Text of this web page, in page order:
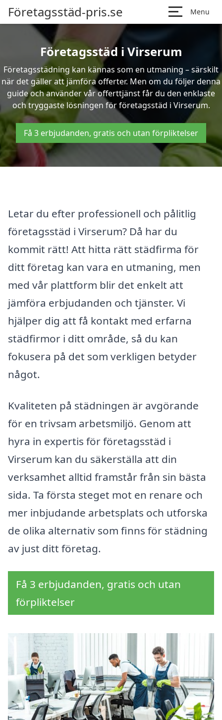
Företagsstäd-pris.se Menu
Företagsstäd i Virserum
Företagsstädning kan kännas som en utmaning – särskilt
när det gäller att jämföra offerter. Men om du följer denna
guide och använder vår offerttjänst får du den enklaste
och tryggaste lösningen för företagsstäd i Virserum.
Få 3 erbjudanden, gratis och utan förpliktelser
Letar du efter professionell och pålitlig
företagsstäd i Virserum? Då har du
kommit rätt! Att hitta rätt städfirma för
ditt företag kan vara en utmaning, men
med vår plattform blir det enkelt att
jämföra erbjudanden och tjänster. Vi
hjälper dig att få kontakt med erfarna
städfirmor i ditt område, så du kan
fokusera på det som verkligen betyder
något.
Kvaliteten på städningen är avgörande
för en trivsam arbetsmiljö. Genom att
hyra in expertis för företagsstäd i
Virserum kan du säkerställa att din
verksamhet alltid framstår från sin bästa
sida. Ta första steget mot en renare och
mer inbjudande arbetsplats och utforska
de olika alternativ som finns för städning
av just ditt företag.
Få 3 erbjudanden, gratis och utan
förpliktelser